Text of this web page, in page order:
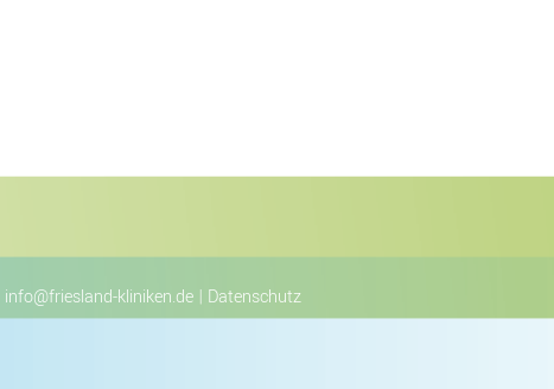
info@friesland-kliniken.de| Datenschutz